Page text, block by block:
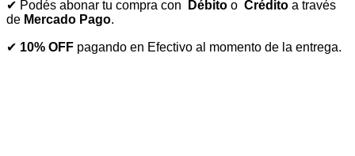
✔ Podés abonar tu compra con Débito o Crédito a través
de Mercado Pago.
✔ 10% OFF pagando en Efectivo al momento de la entrega.